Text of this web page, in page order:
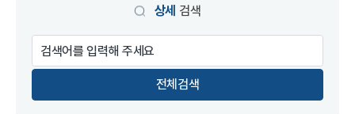
상세 검색